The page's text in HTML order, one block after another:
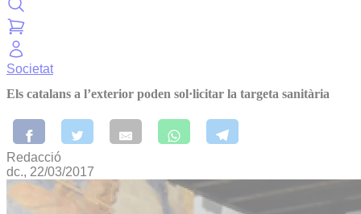
Societat
Els catalans a l’exterior poden sol·licitar la targeta sanitària
Redacció
dc., 22/03/2017